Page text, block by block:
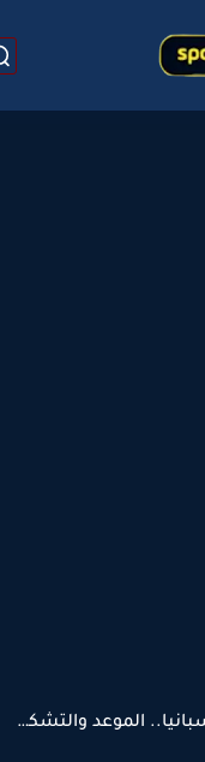
تشكيل منتخب إسبانيا وبلجيكا المتوقع في كأس العالم 2026